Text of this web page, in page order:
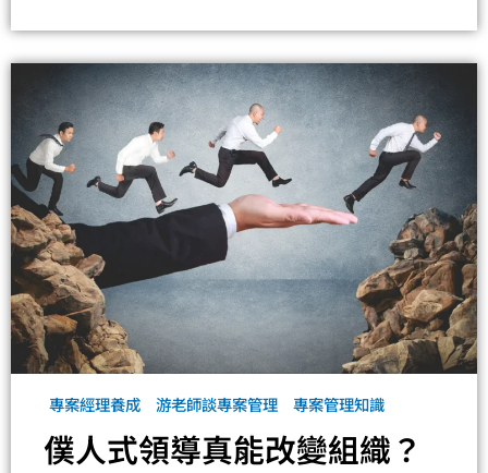
專案經理養成 游老師談專案管理 專案管理知識
僕人式領導真能改變組織？